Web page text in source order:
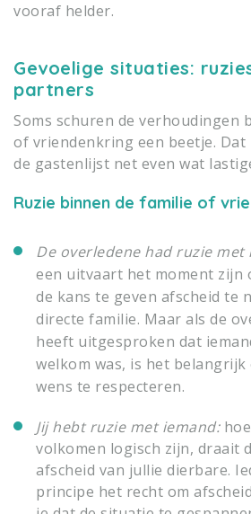
vooraf helder.
Gevoelige situaties:
partners
Soms schuren de verhoudingen
of vriendenkring een beetje. Dat
de gastenlijst net even wat
Ruzie binnen de familie of
De overledene had ruzie met
een uitvaart het moment zijn
de kans te geven afscheid te
directe familie. Maar als de
heeft uitgesproken dat
welkom was, is het belangrijk
wens te respecteren.
Jij hebt ruzie met iemand:
volkomen logisch zijn, draait
afscheid van jullie dierbare.
principe het recht om